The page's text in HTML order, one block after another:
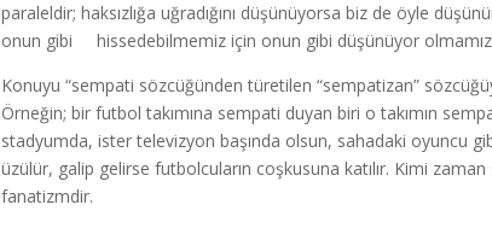
paraleldir; haksızlığa uğradığını düşünüyorsa biz de öyle
onun gibi hissedebilmemiz için onun gibi düşünüyor
Konuyu “sempati sözcüğünden türetilen “sempatizan”
Örneğin; bir futbol takımına sempati duyan biri o takımın
stadyumda, ister televizyon başında olsun, sahadaki oyuncu
üzülür, galip gelirse futbolcuların coşkusuna katılır. Kimi zaman
fanatizmdir.